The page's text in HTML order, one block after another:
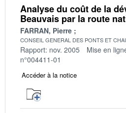
Analyse du coût de la
Beauvais par la route
FARRAN, Pierre
CONSEIL GENERAL DES PONTS ET
Rapport: nov. 2005 Mise en
n°004411-01
Accéder à la notice